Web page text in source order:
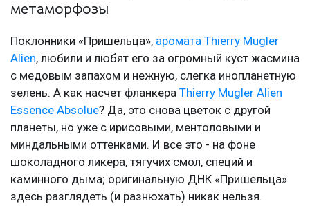
метаморфозы
Поклонники «Пришельца», аромата Thierry Mugler
Alien, любили и любят его за огромный куст жасмина
с медовым запахом и нежную, слегка инопланетную
зелень. А как насчет фланкера Thierry Mugler Alien
Essence Absolue? Да, это снова цветок с другой
планеты, но уже с ирисовыми, ментоловыми и
миндальными оттенками. И все это - на фоне
шоколадного ликера, тягучих смол, специй и
каминного дыма; оригинальную ДНК «Пришельца»
здесь разглядеть (и разнюхать) никак нельзя.